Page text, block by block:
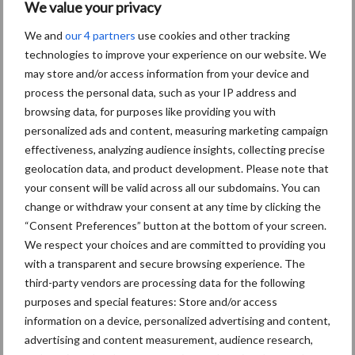
We value your privacy
We and our 4 partners use cookies and other tracking
technologies to improve your experience on our website. We
may store and/or access information from your device and
process the personal data, such as your IP address and
browsing data, for purposes like providing you with
personalized ads and content, measuring marketing campaign
effectiveness, analyzing audience insights, collecting precise
geolocation data, and product development. Please note that
your consent will be valid across all our subdomains. You can
change or withdraw your consent at any time by clicking the
“Consent Preferences” button at the bottom of your screen.
We respect your choices and are committed to providing you
with a transparent and secure browsing experience. The
third-party vendors are processing data for the following
purposes and special features: Store and/or access
information on a device, personalized advertising and content,
advertising and content measurement, audience research,
Primaire
Recent nieuws Partner nieuws
Diergezondheid Bemesting Fokkerij
Mastitis Hittestress
Toon meer